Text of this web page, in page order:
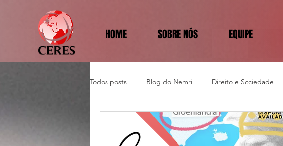
HOME SOBRE NÓS EQUIPE
Todos posts Blog do Nemri Direito e Sociedade
Política e Diplomacia